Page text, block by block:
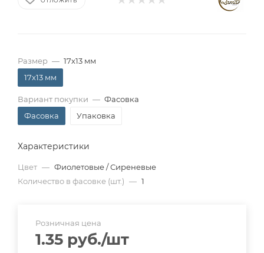
Размер — 17х13 мм
17х13 мм
Вариант покупки — Фасовка
Фасовка
Упаковка
Характеристики
Цвет — Фиолетовые / Сиреневые
Количество в фасовке (шт.) — 1
Розничная цена
1.35 руб./шт